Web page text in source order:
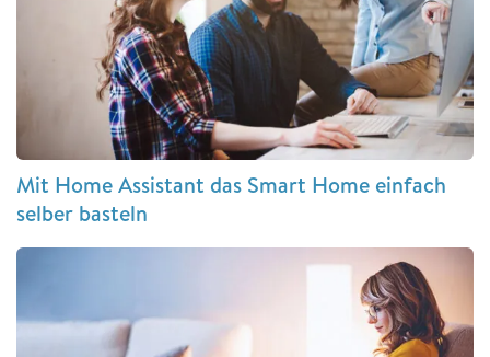
Mit Home Assistant das Smart Home einfach
selber basteln